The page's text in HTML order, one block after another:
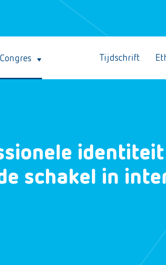
Tijdschrift
identiteit
schakel in